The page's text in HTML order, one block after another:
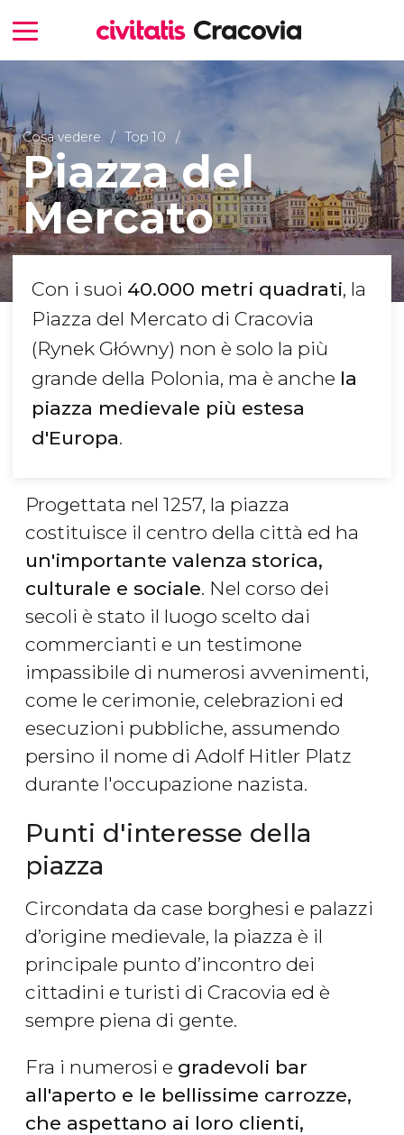
Cosa vedere Top 10
Piazza del
Mercato
Con i suoi 40.000 metri quadrati, la
Piazza del Mercato di Cracovia
(Rynek Główny) non è solo la più
grande della Polonia, ma è anche la
piazza medievale più estesa
d'Europa.
Progettata nel 1257, la piazza
costituisce il centro della città ed ha
un'importante valenza storica,
culturale e sociale. Nel corso dei
secoli è stato il luogo scelto dai
commercianti e un testimone
impassibile di numerosi avvenimenti,
come le cerimonie, celebrazioni ed
esecuzioni pubbliche, assumendo
persino il nome di Adolf Hitler Platz
durante l'occupazione nazista.
Punti d'interesse della
piazza
Circondata da case borghesi e palazzi
d’origine medievale, la piazza è il
principale punto d’incontro dei
cittadini e turisti di Cracovia ed è
sempre piena di gente.
Fra i numerosi e gradevoli bar
all'aperto e le bellissime carrozze,
che aspettano ai loro clienti,